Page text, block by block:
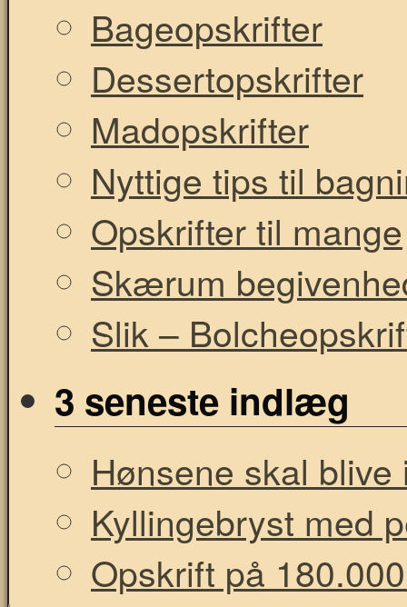
Bageopskrifter
Dessertopskrifter
Madopskrifter
Nyttige tips til
Opskrifter til mange
Skærum
Slik –
3 seneste indlæg
Hønsene skal
Kyllingebryst med
Opskrift på